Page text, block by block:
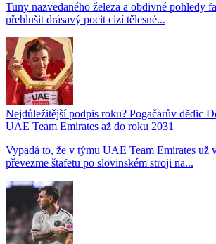
Tuny nazvedaného železa a obdivné pohledy
přehlušit drásavý pocit cizí tělesné...
Nejdůležitější podpis roku? Pogačarův dědic
UAE Team Emirates až do roku 2031
Vypadá to, že v týmu UAE Team Emirates už
převezme štafetu po slovinském stroji na...